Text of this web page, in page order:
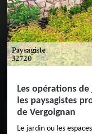
Les opérations
les paysagistes
de Vergoignan
Le jardin ou les